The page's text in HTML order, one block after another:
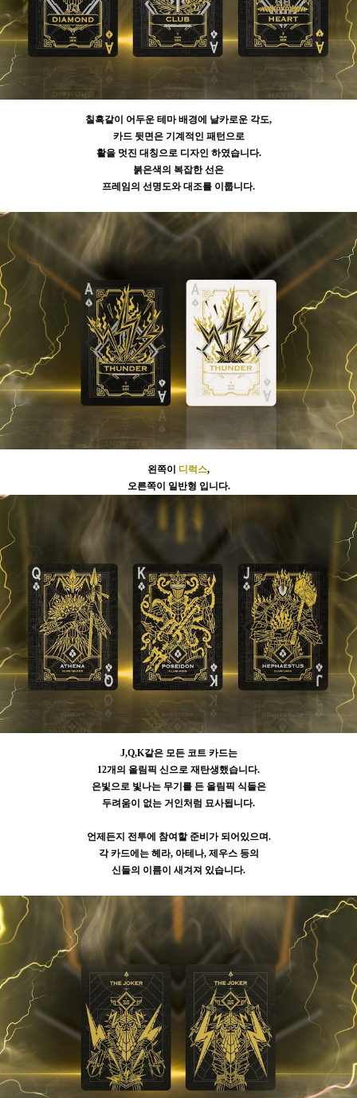
칠흑같이 어두운 테마 배경에 날카로운 각도,
카드 뒷면은 기계적인 패턴으로
활을 멋진 대칭으로 디자인 하였습니다.
붉은색의 복잡한 선은
프레임의 선명도와 대조를 이룹니다.
왼쪽이 디럭스,
오른쪽이 일반형 입니다.
J,Q,K같은 모든 코트 카드는
12개의 올림픽 신으로 재탄생했습니다.
은빛으로 빛나는 무기를 든 올림픽 식들은
두려움이 없는 거인처럼 묘사됩니다.
언제든지 전투에 참여할 준비가 되어있으며.
각 카드에는 헤라, 아테나, 제우스 등의
신들의 이름이 새겨져 있습니다.